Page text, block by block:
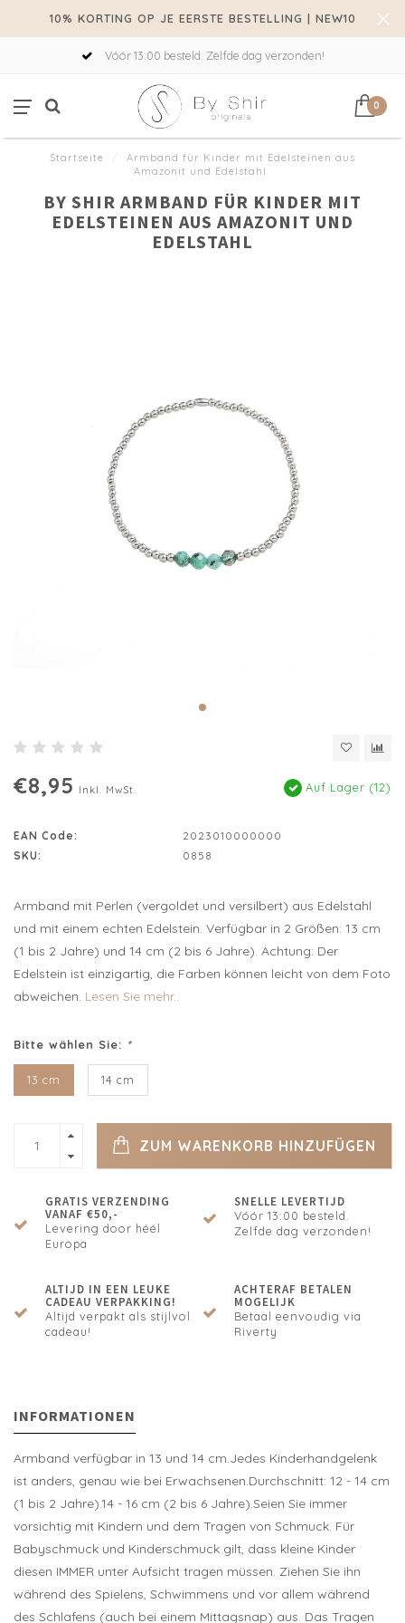
10% KORTING OP JE EERSTE BESTELLING | NEW10
Vóór 13:00 besteld. Zelfde dag verzonden!
0
Startseite /
Armband für Kinder mit Edelsteinen aus
Amazonit und Edelstahl
BY SHIR ARMBAND FÜR KINDER MIT
EDELSTEINEN AUS AMAZONIT UND
EDELSTAHL
€8,95 Inkl. MwSt. Auf Lager (12)
EAN Code:
2023010000000
SKU:
0858
Armband mit Perlen (vergoldet und versilbert) aus Edelstahl
und mit einem echten Edelstein. Verfügbar in 2 Größen: 13 cm
(1 bis 2 Jahre) und 14 cm (2 bis 6 Jahre). Achtung: Der
Edelstein ist einzigartig, die Farben können leicht von dem Foto
abweichen. Lesen Sie mehr..
Bitte wählen Sie: *
13 cm 14 cm
ZUM WARENKORB HINZUFÜGEN
GRATIS VERZENDING
VANAF €50,-
Levering door héél
Europa
SNELLE LEVERTIJD
Vóór 13:00 besteld.
Zelfde dag verzonden!
ALTIJD IN EEN LEUKE
CADEAU VERPAKKING!
Altijd verpakt als stijlvol
cadeau!
ACHTERAF BETALEN
MOGELIJK
Betaal eenvoudig via
Riverty
INFORMATIONEN
Armband verfügbar in 13 und 14 cm.Jedes Kinderhandgelenk
ist anders, genau wie bei Erwachsenen.Durchschnitt: 12 - 14 cm
(1 bis 2 Jahre).14 - 16 cm (2 bis 6 Jahre).Seien Sie immer
vorsichtig mit Kindern und dem Tragen von Schmuck. Für
Babyschmuck und Kinderschmuck gilt, dass kleine Kinder
diesen IMMER unter Aufsicht tragen müssen. Ziehen Sie ihn
während des Spielens, Schwimmens und vor allem während
des Schlafens (auch bei einem Mittagsnap) aus. Das Tragen